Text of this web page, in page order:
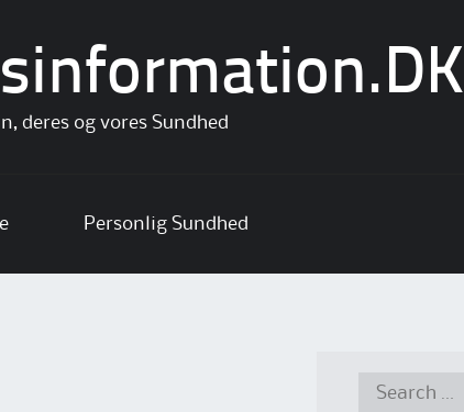
deres og vores Sundhed
Personlig Sundhed
Search